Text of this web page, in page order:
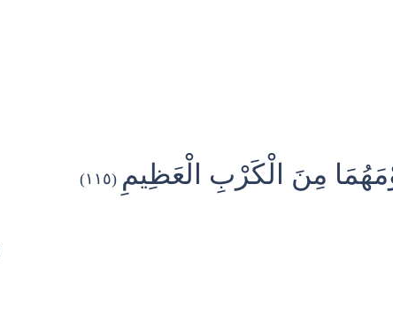
مِنَ الْكَرْبِ الْعَظِيمِ (١١٥)